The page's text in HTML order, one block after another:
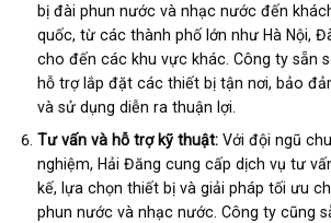
bị đài phun nước và nhạc nước đến
quốc, từ các thành phố lớn như Hà Nội,
cho đến các khu vực khác. Công ty sẵn
hỗ trợ lắp đặt các thiết bị tận nơi, bảo
và sử dụng diễn ra thuận lợi.
Tư vấn và hỗ trợ kỹ thuật:Với đội ngũ
nghiệm, Hải Đăng cung cấp dịch vụ tư
kế, lựa chọn thiết bị và giải pháp tối ưu
phun nước và nhạc nước. Công ty cũng